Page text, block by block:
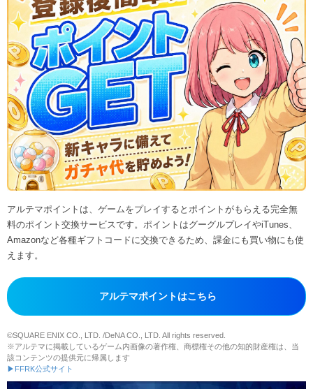
アルテマポイントは、ゲームをプレイするとポイントがもらえる完全無
料のポイント交換サービスです。ポイントはグーグルプレイやiTunes、
Amazonなど各種ギフトコードに交換できるため、課金にも買い物にも使
えます。
アルテマポイントはこちら
©SQUARE ENIX CO., LTD. /DeNA CO., LTD. All rights reserved.
※アルテマに掲載しているゲーム内画像の著作権、商標権その他の知的財産権は、当
該コンテンツの提供元に帰属します
▶FFRK公式サイト